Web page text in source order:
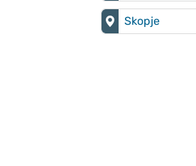
Skopje